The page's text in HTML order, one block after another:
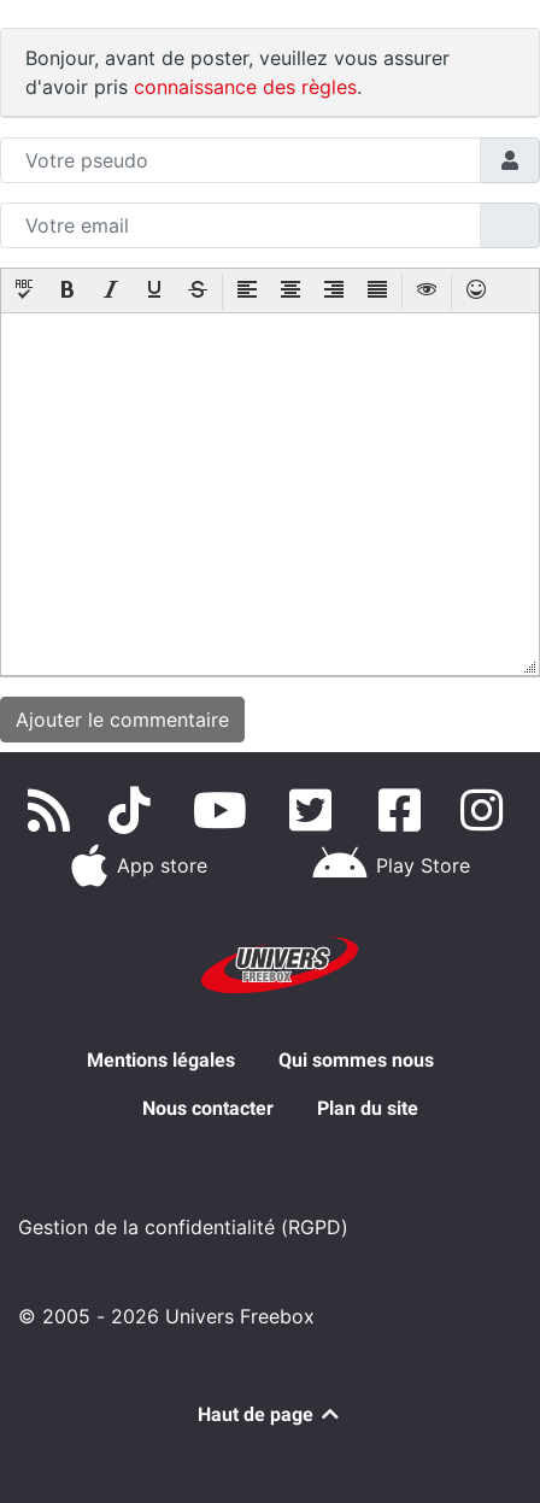
Bonjour, avant de poster, veuillez vous assurer
d'avoir pris connaissance des règles.
App store Play Store
Mentions légales Qui sommes nous
Nous contacter Plan du site
Gestion de la confidentialité (RGPD)
© 2005 - 2026 Univers Freebox
Haut de page